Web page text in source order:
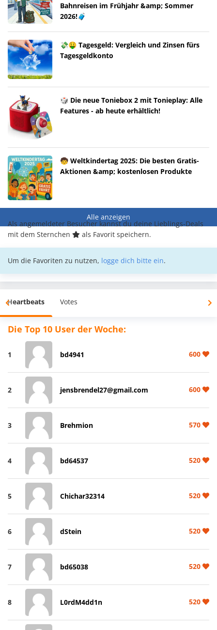
Bahnreisen im Frühjahr &amp; Sommer
2026!🧳
💸🤑 Tagesgeld: Vergleich und Zinsen fürs
Tagesgeldkonto
🎲 Die neue Toniebox 2 mit Tonieplay: Alle
Features - ab heute erhältlich!
🧒 Weltkindertag 2025: Die besten Gratis-
Aktionen &amp; kostenlosen Produkte
Alle anzeigen
Als angemeldeter Besucher kannst du deine Lieblings-Deals
mit dem Sternchen
als Favorit speichern.
Um die Favoriten zu nutzen, logge dich bitte ein.
Heartbeats Votes
Die Top 10 User der Woche:
1 bd4941 600
2 jensbrendel27@gmail.com 600
3 Brehmion 570
4 bd64537 520
5 Chichar32314 520
6 dStein 520
7 bd65038 520
8 L0rdM4dd1n 520